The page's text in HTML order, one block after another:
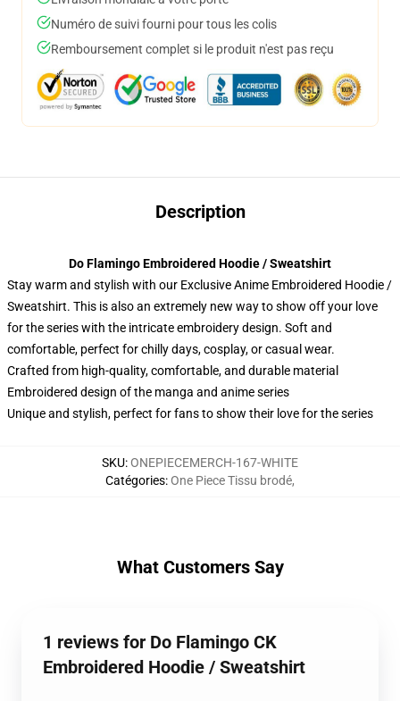
Numéro de suivi fourni pour tous les colis
Remboursement complet si le produit n'est pas reçu
Description
Do Flamingo Embroidered Hoodie / Sweatshirt
Stay warm and stylish with our Exclusive Anime Embroidered Hoodie /
Sweatshirt. This is also an extremely new way to show off your love
for the series with the intricate embroidery design. Soft and
comfortable, perfect for chilly days, cosplay, or casual wear.
Crafted from high-quality, comfortable, and durable material
Embroidered design of the manga and anime series
Unique and stylish, perfect for fans to show their love for the series
SKU:ONEPIECEMERCH-167-WHITE
Catégories:One Piece Tissu brodé,
What Customers Say
1 reviews for Do Flamingo CK
Embroidered Hoodie / Sweatshirt